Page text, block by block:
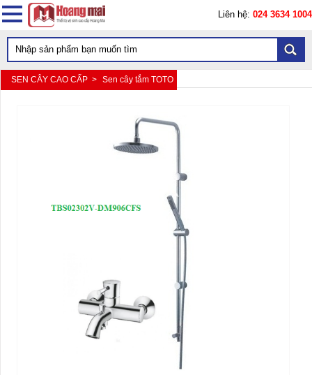
Liên hệ: 024 3634 1004
SEN CÂY CAO CẤP > Sen cây tắm TOTO